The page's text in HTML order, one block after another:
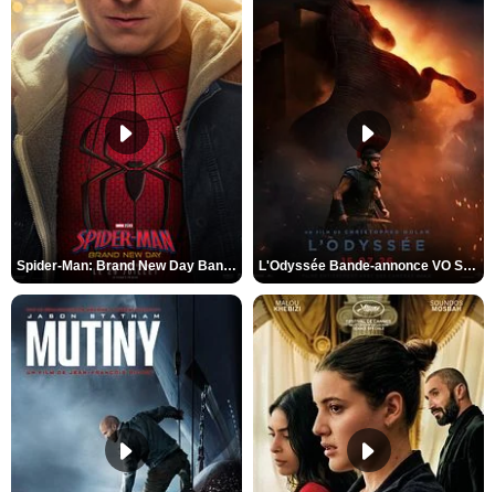
Spider-Man: Brand New Day Bande-annonce VO STFR L'Odyssée Bande-annonce VO STFR